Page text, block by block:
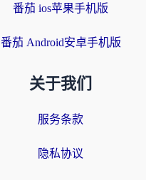
番茄 ios苹果手机版
番茄 Android安卓手机版
关于我们
服务条款
隐私协议